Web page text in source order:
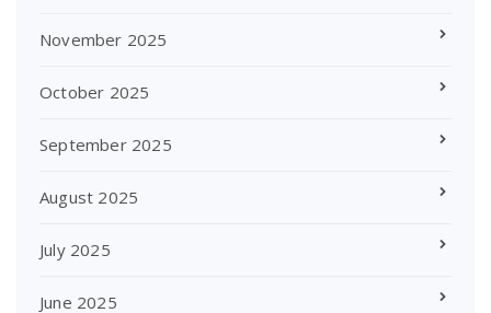
November 2025
October 2025
September 2025
August 2025
July 2025
June 2025